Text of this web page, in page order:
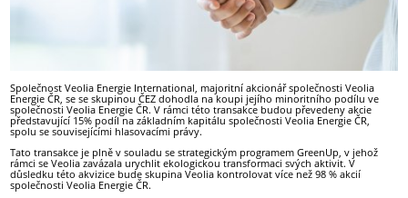
Společnost Veolia Energie International, majoritní akcionář společnosti Veolia
Energie ČR, se se skupinou ČEZ dohodla na koupi jejího minoritního podílu ve
společnosti Veolia Energie ČR. V rámci této transakce budou převedeny akcie
představující 15% podíl na základním kapitálu společnosti Veolia Energie ČR,
spolu se souvisejícími hlasovacími právy.
Tato transakce je plně v souladu se strategickým programem GreenUp, v jehož
rámci se Veolia zavázala urychlit ekologickou transformaci svých aktivit. V
důsledku této akvizice bude skupina Veolia kontrolovat více než 98 % akcií
společnosti Veolia Energie ČR.